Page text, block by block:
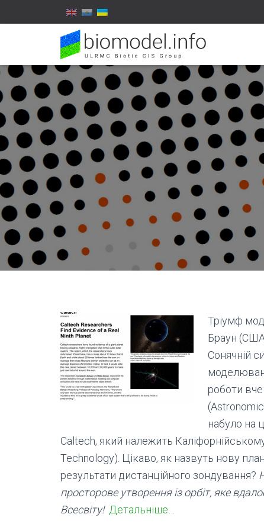
Тріумф
Браун
Сонячній
роботи
набуло на
Caltech, який належить
Technology). Цікаво, як назвуть нову
результати дистанційного зондування?
просторове утворення із орбіт, яке
Всесвіту! Детальніше…